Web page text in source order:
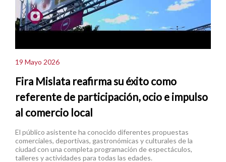
19 Mayo 2026
Fira Mislata reafirma su éxito como
referente de participación, ocio e impulso
al comercio local
El público asistente ha conocido diferentes propuestas
comerciales, deportivas, gastronómicas y culturales de la
ciudad con una completa programación de espectáculos,
talleres y actividades para todas las edades.